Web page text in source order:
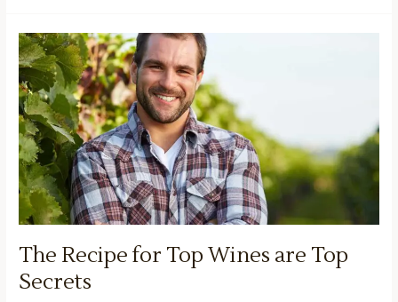
The Recipe for Top Wines are Top
Secrets
The
Recipe
for
Top
Wines
are
Top
Secrets